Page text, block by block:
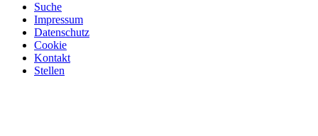
Suche
Impressum
Datenschutz
Cookie
Kontakt
Stellen